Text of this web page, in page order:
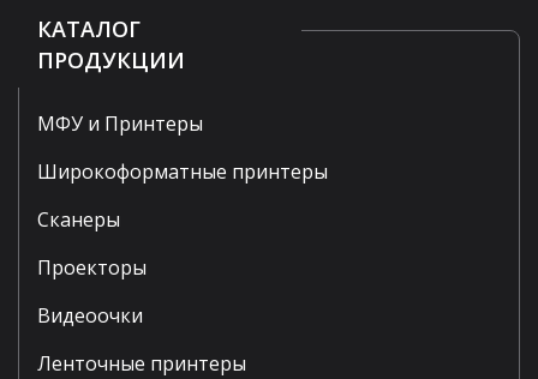
КАТАЛОГ
ПРОДУКЦИИ
МФУ и Принтеры
Широкоформатные принтеры
Сканеры
Проекторы
Видеоочки
Ленточные принтеры